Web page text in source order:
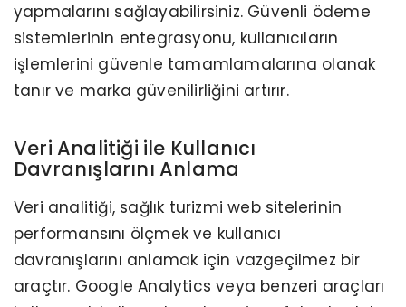
yapmalarını sağlayabilirsiniz. Güvenli ödeme
sistemlerinin entegrasyonu, kullanıcıların
işlemlerini güvenle tamamlamalarına olanak
tanır ve marka güvenilirliğini artırır.
Veri Analitiği ile Kullanıcı
Davranışlarını Anlama
Veri analitiği, sağlık turizmi web sitelerinin
performansını ölçmek ve kullanıcı
davranışlarını anlamak için vazgeçilmez bir
araçtır. Google Analytics veya benzeri araçları